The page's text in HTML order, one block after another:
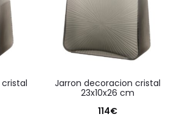
jarron decoracion cristal
23x10x26 cm
114€